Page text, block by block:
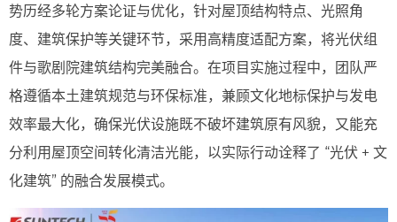
势历经多轮方案论证与优化，针对屋顶结构特点、光照角
度、建筑保护等关键环节，采用高精度适配方案，将光伏组
件与歌剧院建筑结构完美融合。在项目实施过程中，团队严
格遵循本土建筑规范与环保标准，兼顾文化地标保护与发电
效率最大化，确保光伏设施既不破坏建筑原有风貌，又能充
分利用屋顶空间转化清洁光能，以实际行动诠释了 “光伏 + 文
化建筑” 的融合发展模式。